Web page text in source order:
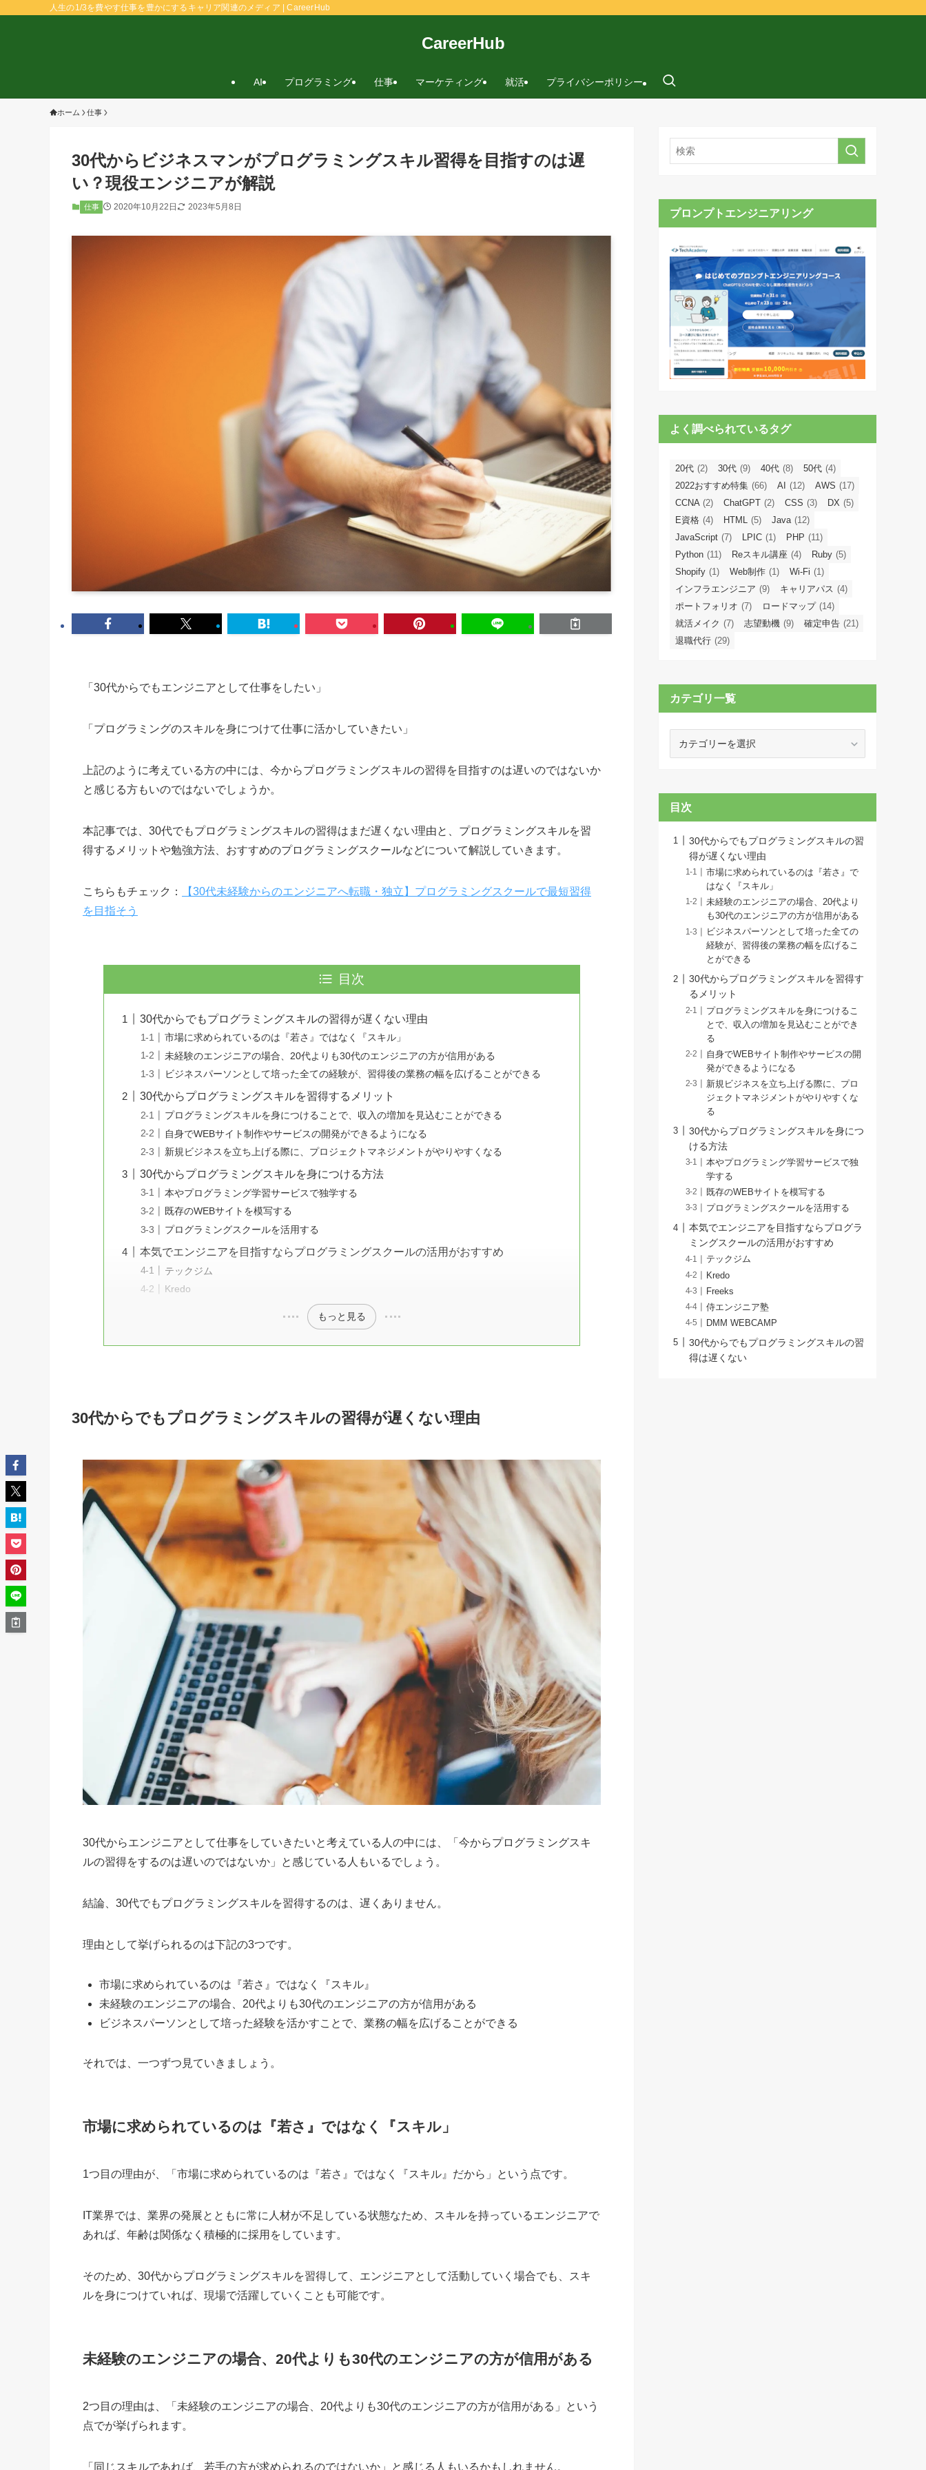
人生の1/3を費やす仕事を豊かにするキャリア関連のメディア | CareerHub
CareerHub
AI プログラミング 仕事 マーケティング 就活 プライバシーポリシー
ホーム 仕事
30代からビジネスマンがプログラミングスキル習得を目指すのは遅
い？現役エンジニアが解説
仕事 2020年10月22日 2023年5月8日
「30代からでもエンジニアとして仕事をしたい」
「プログラミングのスキルを身につけて仕事に活かしていきたい」
上記のように考えている方の中には、今からプログラミングスキルの習得を目指すのは遅いのではないか
と感じる方もいのではないでしょうか。
本記事では、30代でもプログラミングスキルの習得はまだ遅くない理由と、プログラミングスキルを習
得するメリットや勉強方法、おすすめのプログラミングスクールなどについて解説していきます。
こちらもチェック：
【30代未経験からのエンジニアへ転職・独立】プログラミングスクールで最短習得
を目指そう
目次
30代からでもプログラミングスキルの習得が遅くない理由
市場に求められているのは『若さ』ではなく『スキル」
未経験のエンジニアの場合、20代よりも30代のエンジニアの方が信用がある
ビジネスパーソンとして培った全ての経験が、習得後の業務の幅を広げることができる
30代からプログラミングスキルを習得するメリット
プログラミングスキルを身につけることで、収入の増加を見込むことができる
自身でWEBサイト制作やサービスの開発ができるようになる
新規ビジネスを立ち上げる際に、プロジェクトマネジメントがやりやすくなる
30代からプログラミングスキルを身につける方法
本やプログラミング学習サービスで独学する
既存のWEBサイトを模写する
プログラミングスクールを活用する
本気でエンジニアを目指すならプログラミングスクールの活用がおすすめ
テックジム
Kredo
もっと見る
30代からでもプログラミングスキルの習得が遅くない理由
30代からエンジニアとして仕事をしていきたいと考えている人の中には、「今からプログラミングスキ
ルの習得をするのは遅いのではないか」と感じている人もいるでしょう。
結論、30代でもプログラミングスキルを習得するのは、遅くありません。
理由として挙げられるのは下記の3つです。
市場に求められているのは『若さ』ではなく『スキル』
未経験のエンジニアの場合、20代よりも30代のエンジニアの方が信用がある
ビジネスパーソンとして培った経験を活かすことで、業務の幅を広げることができる
それでは、一つずつ見ていきましょう。
市場に求められているのは『若さ』ではなく『スキル」
1つ目の理由が、「市場に求められているのは『若さ』ではなく『スキル』だから」という点です。
IT業界では、業界の発展とともに常に人材が不足している状態なため、スキルを持っているエンジニアで
あれば、年齢は関係なく積極的に採用をしています。
そのため、30代からプログラミングスキルを習得して、エンジニアとして活動していく場合でも、スキ
ルを身につけていれば、現場で活躍していくことも可能です。
未経験のエンジニアの場合、20代よりも30代のエンジニアの方が信用がある
2つ目の理由は、「未経験のエンジニアの場合、20代よりも30代のエンジニアの方が信用がある」という
点でが挙げられます。
「同じスキルであれば、若手の方が求められるのではないか」と感じる人もいるかもしれません。
プロンプトエンジニアリング
よく調べられているタグ
20代 (2) 30代 (9) 40代 (8) 50代 (4)
2022おすすめ特集 (66) AI (12) AWS (17)
CCNA (2) ChatGPT (2) CSS (3) DX (5)
E資格 (4) HTML (5) Java (12)
JavaScript (7) LPIC (1) PHP (11)
Python (11) Reスキル講座 (4) Ruby (5)
Shopify (1) Web制作 (1) Wi-Fi (1)
インフラエンジニア (9) キャリアパス (4)
ポートフォリオ (7) ロードマップ (14)
就活メイク (7) 志望動機 (9) 確定申告 (21)
退職代行 (29)
カテゴリ一覧
一
覧
目次
30代からでもプログラミングスキルの習
得が遅くない理由
市場に求められているのは『若さ』で
はなく『スキル」
未経験のエンジニアの場合、20代より
も30代のエンジニアの方が信用がある
ビジネスパーソンとして培った全ての
経験が、習得後の業務の幅を広げるこ
とができる
30代からプログラミングスキルを習得す
るメリット
プログラミングスキルを身につけるこ
とで、収入の増加を見込むことができ
る
自身でWEBサイト制作やサービスの開
発ができるようになる
新規ビジネスを立ち上げる際に、プロ
ジェクトマネジメントがやりやすくな
る
30代からプログラミングスキルを身につ
ける方法
本やプログラミング学習サービスで独
学する
既存のWEBサイトを模写する
プログラミングスクールを活用する
本気でエンジニアを目指すならプログラ
ミングスクールの活用がおすすめ
テックジム
Kredo
Freeks
侍エンジニア塾
DMM WEBCAMP
30代からでもプログラミングスキルの習
得は遅くない